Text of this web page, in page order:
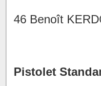
46 Benoît
Pistolet